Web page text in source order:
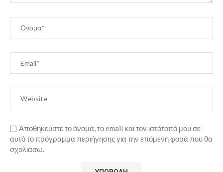
Αποθηκεύστε το όνομα, το email και τον ιστότοπό μου σε
αυτό το πρόγραμμα περιήγησης για την επόμενη φορά που θα
σχολιάσω.